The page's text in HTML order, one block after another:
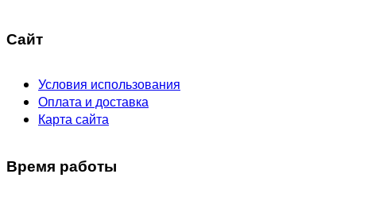
Сайт
Условия использования
Оплата и доставка
Карта сайта
Время работы